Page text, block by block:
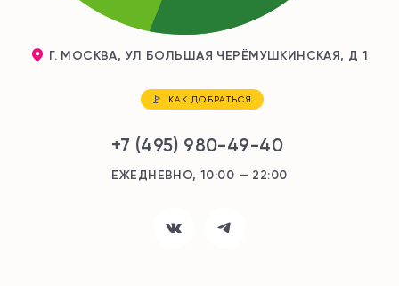
Г. МОСКВА, УЛ БОЛЬШАЯ ЧЕРЁМУШКИНСКАЯ, Д 1
КАК ДОБРАТЬСЯ
+7 (495) 980-49-40
ЕЖЕДНЕВНО, 10:00 — 22:00